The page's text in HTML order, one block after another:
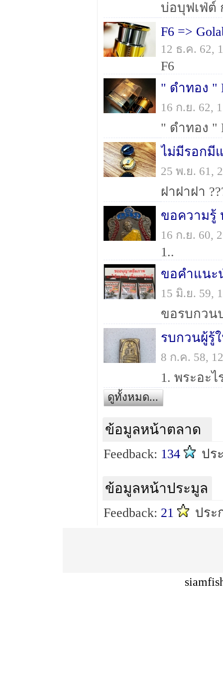
บ่อบุฟเฟ่ต์
F6 =>
12 ธ.ค. 62,
F6
" ดำทอง "
16 ก.ย. 62,
" ดำทอง "
ไม่มีรอกมี
25 พ.ย. 61,
ฝาฝาฝา
ขอความรู้
16 ก.ย. 60,
1..
15 มิ.ย. 59,
รบกวนผู้รู้
8 ก.ค. 58,
1. พระอะ
ดูทั้งหมด...
ข้อมูลหน้าตลาด
Feedback: 134 ปร
ข้อมูลหน้าประมูล
Feedback: 21 ประ